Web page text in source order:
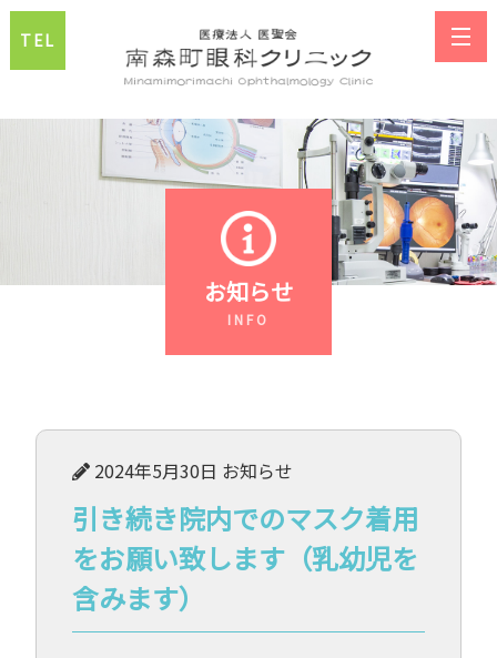
TEL
お知らせ
2024年5月30日 お知らせ
引き続き院内でのマスク着用
をお願い致します（乳幼児を
含みます）